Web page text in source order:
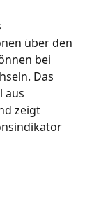
über den
bei
Das
aus
zeigt